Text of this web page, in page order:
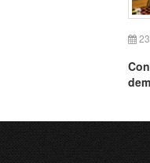
23